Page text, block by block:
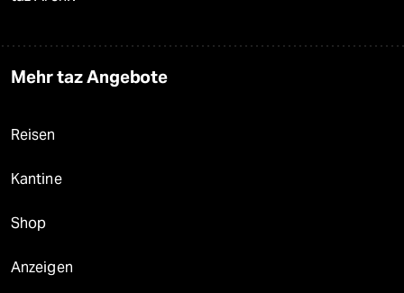
Mehr taz Angebote
Reisen
Kantine
Shop
Anzeigen